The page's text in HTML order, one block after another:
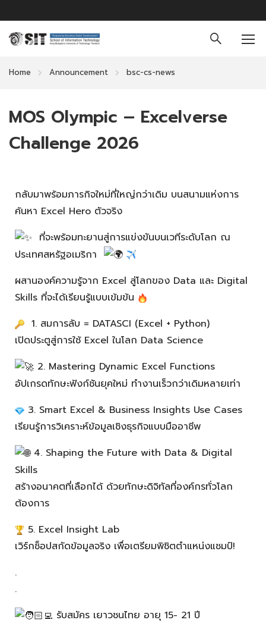
Home Announcement bsc-cs-news
MOS Olympic – Excelverse
Challenge 2026
กลับมาพร้อมภารกิจใหม่ที่ใหญ่กว่าเดิม บนสนามแห่งการ
ค้นหา Excel Hero ตัวจริง
ที่จะพร้อมทะยานสู่การแข่งขันบนเวทีระดับโลก ณ
ประเทศสหรัฐอเมริกา
ผสานองค์ความรู้จาก Excel สู่โลกของ Data และ Digital
Skills ที่จะได้เรียนรู้แบบเข้มข้น
1. สมการลับ = DATASCI (Excel + Python)
เปิดประตูสู่การใช้ Excel ในโลก Data Science
2️. Mastering Dynamic Excel Functions
อัปเกรดทักษะฟังก์ชันยุคใหม่ ทำงานเร็วกว่าเดิมหลายเท่า
3️. Smart Excel & Business Insights Use Cases
เรียนรู้การวิเคราะห์ข้อมูลเชิงธุรกิจแบบมืออาชีพ
4️. Shaping the Future with Data & Digital
Skills
สร้างอนาคตที่เลือกได้ ด้วยทักษะดิจิทัลที่องค์กรทั่วโลก
ต้องการ
5️. Excel Insight Lab
เวิร์กช็อปสกัดข้อมูลจริง เพื่อเตรียมพิชิตตำแหน่งแชมป์!
.
.
รับสมัคร เยาวชนไทย อายุ 15- 21 ปี